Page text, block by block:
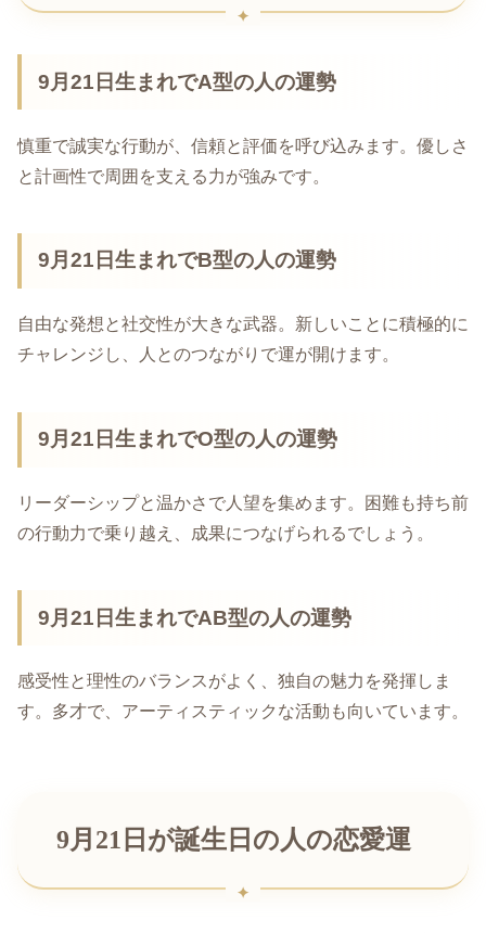
9月21日生まれでA型の人の運勢
慎重で誠実な行動が、信頼と評価を呼び込みます。優しさ
と計画性で周囲を支える力が強みです。
9月21日生まれでB型の人の運勢
自由な発想と社交性が大きな武器。新しいことに積極的に
チャレンジし、人とのつながりで運が開けます。
9月21日生まれでO型の人の運勢
リーダーシップと温かさで人望を集めます。困難も持ち前
の行動力で乗り越え、成果につなげられるでしょう。
9月21日生まれでAB型の人の運勢
感受性と理性のバランスがよく、独自の魅力を発揮しま
す。多才で、アーティスティックな活動も向いています。
9月21日が誕生日の人の恋愛運